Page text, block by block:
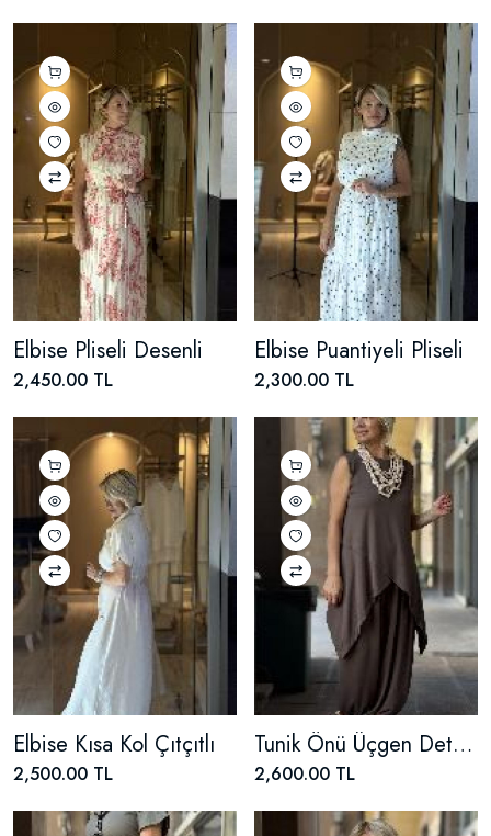
Elbise Pliseli Desenli
2,450.00 TL
Elbise Puantiyeli Pliseli
2,300.00 TL
Elbise Kısa Kol Çıtçıtlı
2,500.00 TL
Tunik Önü Üçgen Detaylı
2,600.00 TL